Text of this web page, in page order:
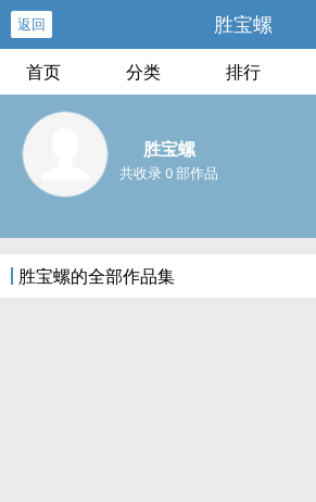
返回 胜宝螺
首页 分类 排行
胜宝螺
共收录 0 部作品
胜宝螺的全部作品集